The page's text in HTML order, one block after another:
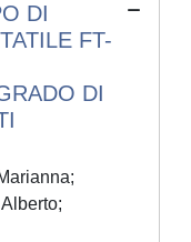
DI
FT-
DI